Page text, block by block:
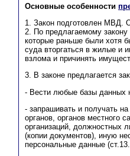
Основные особенности
1. Закон подготовлен
2. По предлагаемому
которые раньше были хотя
суда вторгаться в жилые и
взлома и причинять
3. В законе предлагается
- Вести любые базы данных
- запрашивать и получать
органов, органов местного
организаций, должностных
(копии документов), иную
персональные данные